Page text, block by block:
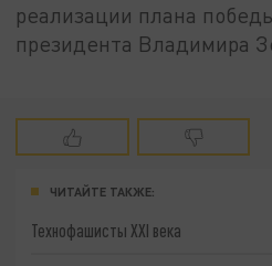
реализации плана
президента Владимира
ЧИТАЙТЕ ТАКЖЕ:
Технофашисты XXI века